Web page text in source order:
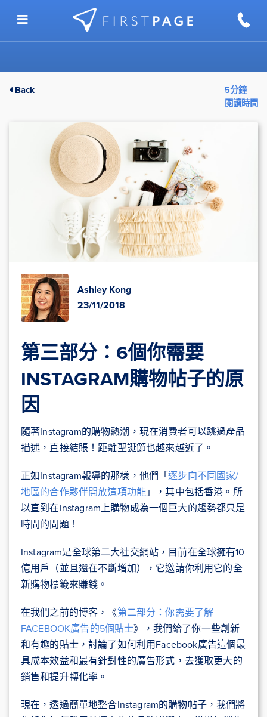
Back
5分鐘
閱讀時間
Ashley Kong
23/11/2018
第三部分：6個你需要
INSTAGRAM購物帖子的原
因
隨著Instagram的購物熱潮，現在消費者可以跳過產品
描述，直接結賬！距離聖誕節也越來越近了。
正如Instagram報導的那樣，他們「逐步向不同國家/
地區的合作夥伴開放這項功能」，其中包括香港。所
以直到在Instagram上購物成為一個巨大的趨勢都只是
時間的問題！
Instagram是全球第二大社交網站，目前在全球擁有10
億用戶（並且還在不斷增加），它邀請你利用它的全
新購物標籤來賺錢。
在我們之前的博客，《第二部分：你需要了解
FACEBOOK廣告的5個貼士》，我們給了你一些創新
和有趣的貼士，討論了如何利用Facebook廣告這個最
具成本效益和最有針對性的廣告形式，去獲取更大的
銷售和提升轉化率。
現在，透過簡單地整合Instagram的購物帖子，我們將